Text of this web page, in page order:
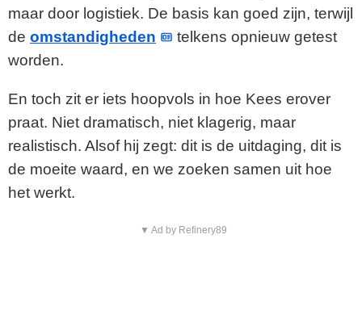
maar door logistiek. De basis kan goed zijn, terwijl
de omstandigheden
telkens opnieuw getest
worden.
En toch zit er iets hoopvols in hoe Kees erover
praat. Niet dramatisch, niet klagerig, maar
realistisch. Alsof hij zegt: dit is de uitdaging, dit is
de moeite waard, en we zoeken samen uit hoe
het werkt.
▼ Ad by Refinery89